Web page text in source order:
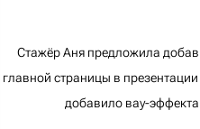
Стажёр Аня предложила
главной страницы в
добавило вау-